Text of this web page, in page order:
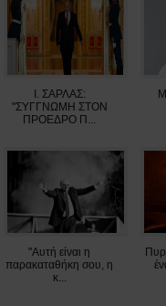
Ι. ΣΑΡΛΑΣ:
"ΣΥΓΓΝΩΜΗ ΣΤΟΝ
ΠΡΟΕΔΡΟ Π...
"Αυτή είναι η
παρακαταθήκη σου, η
κ...